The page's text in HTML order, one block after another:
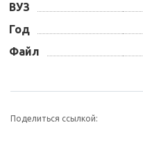
ВУЗ
Год
Файл
Поделиться ссылкой: